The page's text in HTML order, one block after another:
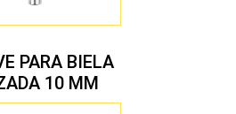
PARA BIELA
10 MM